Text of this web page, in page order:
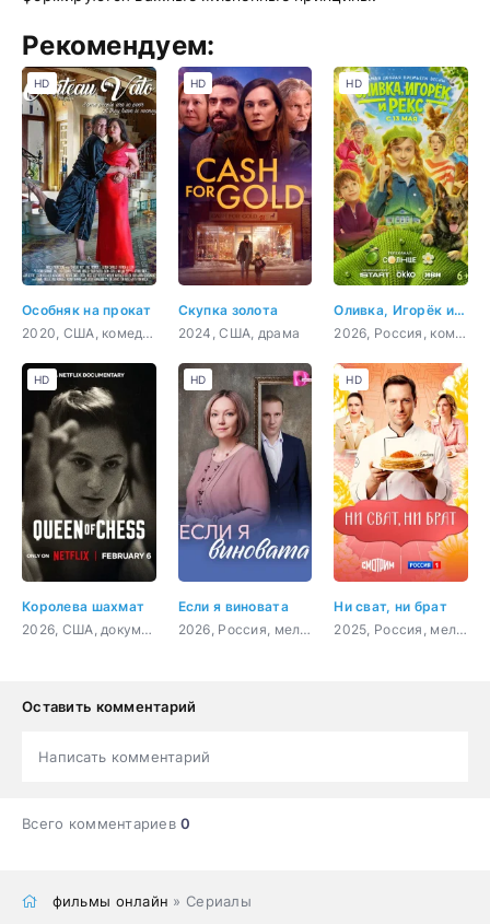
Рекомендуем:
Особняк на прокат
2020, США, комедия
HD
Скупка золота
2024, США, драма
HD
Оливка, Игорёк и Рекс
2026, Россия, комедия, семейный
HD
Королева шахмат
2026, США, документальный, биография
HD
Если я виновата
2026, Россия, мелодрама
HD
Ни сват, ни брат
2025, Россия, мелодрама
HD
Оставить комментарий
Написать комментарий
Всего комментариев0
фильмы онлайн » Сериалы